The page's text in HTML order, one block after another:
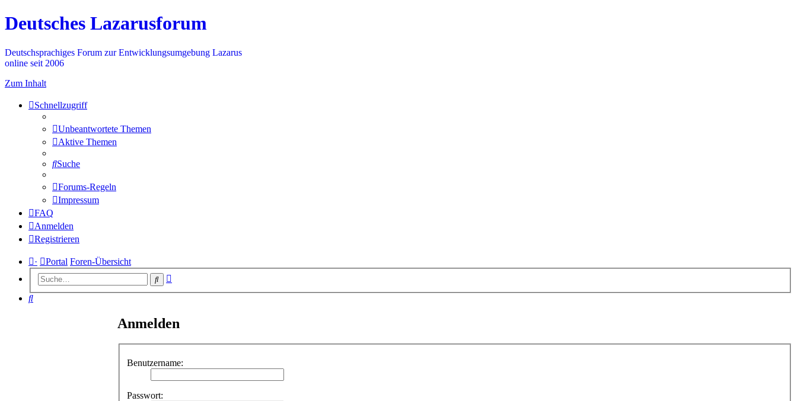
Deutsches Lazarusforum
Deutschsprachiges Forum zur Entwicklungsumgebung Lazarus
online seit 2006
Zum Inhalt
Schnellzugriff
Unbeantwortete Themen
Aktive Themen
Suche
Forums-Regeln
Impressum
FAQ
Anmelden
Registrieren
· Portal Foren-Übersicht
Suche
Suche
Anmelden
Benutzername:
Passwort: